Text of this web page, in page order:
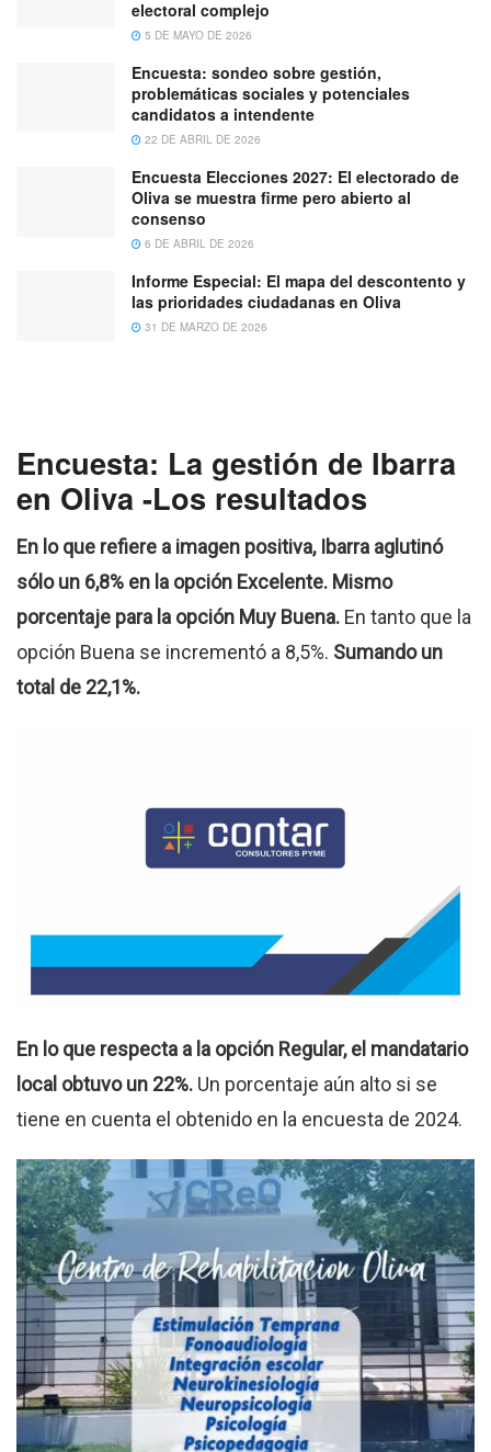
electoral complejo
5 DE MAYO DE 2026
Encuesta: sondeo sobre gestión,
problemáticas sociales y potenciales
candidatos a intendente
22 DE ABRIL DE 2026
Encuesta Elecciones 2027: El electorado de
Oliva se muestra firme pero abierto al
consenso
6 DE ABRIL DE 2026
Informe Especial: El mapa del descontento y
las prioridades ciudadanas en Oliva
31 DE MARZO DE 2026
Encuesta: La gestión de Ibarra
en Oliva -Los resultados
En lo que refiere a imagen positiva, Ibarra aglutinó
sólo un 6,8% en la opción Excelente. Mismo
porcentaje para la opción Muy Buena. En tanto que la
opción Buena se incrementó a 8,5%. Sumando un
total de 22,1%.
En lo que respecta a la opción Regular, el mandatario
local obtuvo un 22%. Un porcentaje aún alto si se
tiene en cuenta el obtenido en la encuesta de 2024.